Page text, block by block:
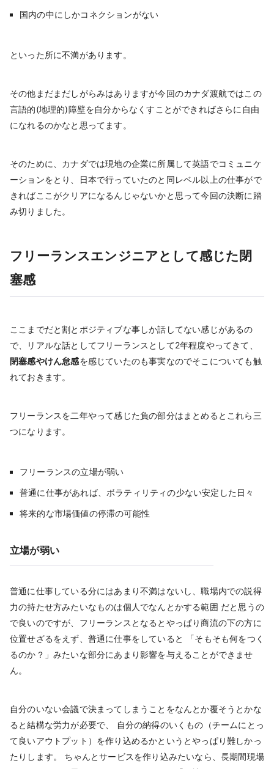
国内の中にしかコネクションがない
といった所に不満があります。
その他まだまだしがらみはありますが今回のカナダ渡航ではこの
言語的(地理的)障壁を自分からなくすことができればさらに自由
になれるのかなと思ってます。
そのために、カナダでは現地の企業に所属して英語でコミュニケ
ーションをとり、日本で行っていたのと同レベル以上の仕事がで
きればここがクリアになるんじゃないかと思って今回の決断に踏
み切りました。
フリーランスエンジニアとして感じた閉
塞感
ここまでだと割とポジティブな事しか話してない感じがあるの
で、リアルな話としてフリーランスとして2年程度やってきて、
閉塞感やけん怠感を感じていたのも事実なのでそこについても触
れておきます。
フリーランスを二年やって感じた負の部分はまとめるとこれら三
つになります。
フリーランスの立場が弱い
普通に仕事があれば、ボラティリティの少ない安定した日々
将来的な市場価値の停滞の可能性
立場が弱い
普通に仕事している分にはあまり不満はないし、職場内での説得
力の持たせ方みたいなものは個人でなんとかする範囲 だと思うの
で良いのですが、フリーランスとなるとやっぱり商流の下の方に
位置せざるをえず、普通に仕事をしていると 「そもそも何をつく
るのか？」みたいな部分にあまり影響を与えることができませ
ん。
自分のいない会議で決まってしまうことをなんとか覆そうとかな
ると結構な労力が必要で、 自分の納得のいくもの（チームにとっ
て良いアウトプット）を作り込めるかというとやっぱり難しかっ
たりします。 ちゃんとサービスを作り込みたいなら、長期間現場